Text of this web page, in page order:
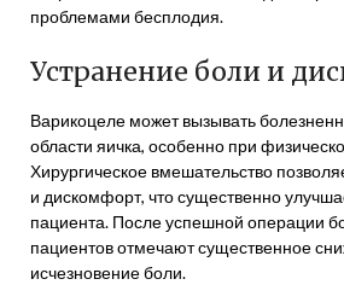
проблемами бесплодия.
Устранение боли и
Варикоцеле может вызывать
области яичка, особенно при
Хирургическое вмешательство
и дискомфорт, что существенно
пациента. После успешной операции
пациентов отмечают существенное
исчезновение боли.